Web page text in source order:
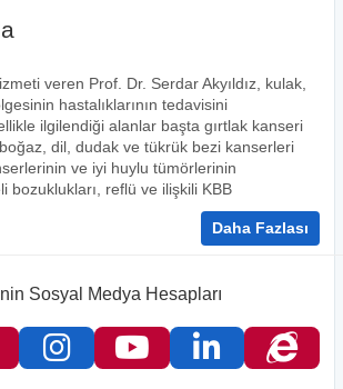
veren Prof. Dr. Serdar Akyıldız, kulak,
hastalıklarının tedavisini
ilgilendiği alanlar başta gırtlak kanseri
dil, dudak ve tükrük bezi kanserleri
ve iyi huylu tümörlerinin
bozuklukları, reflü ve ilişkili KBB
Daha Fazlası
Sosyal Medya Hesapları